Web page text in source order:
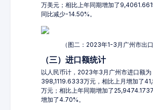
万美元；相比上年同期增加了
同比减少-14.50%。
（图二：2023年1-3月广州市出口
（三）进口额统计
以人民币计，2023年3月广州市进口额为
398,1119.6333万元，相比上月增加了
万元；相比上年同期增加了
增加了4.70%。